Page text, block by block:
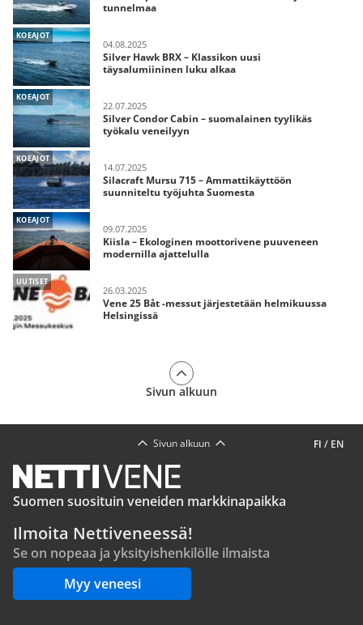
tunnelmaa
KOEAJOT
04.08.2025
Silver Hawk BRX – Klassikon uusi
täysalumiininen luku alkaa
KOEAJOT
22.07.2025
Silver Condor Cabin – suomalainen tyylikäs
työkalu veneilyyn
KOEAJOT
14.07.2025
Silacraft Mursu 715 – Ammattikäyttöön
suunniteltu työjuhta Suomesta
KOEAJOT
09.07.2025
Kiisla – Ekologinen moottorivene puuveneen
modernilla ajattelulla
UUTISET
26.03.2025
Vene 25 Båt -messut järjestetään helmikuussa
Helsingissä
Sivun alkuun
FI / EN
Sivun alkuun
Suomen suosituin veneiden markkinapaikka
Ilmoita Nettiveneessä!
Se on nopeaa ja yksityishenkilölle ilmaista
Myy veneesi